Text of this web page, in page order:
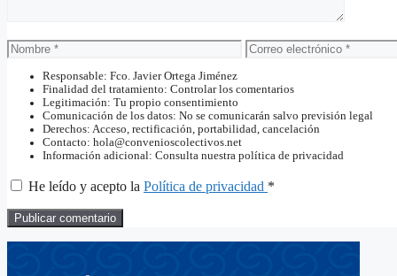
Nombre
Correo
electrónico
Responsable: Fco. Javier Ortega Jiménez
Finalidad del tratamiento: Controlar los comentarios
Legitimación: Tu propio consentimiento
Comunicación de los datos: No se comunicarán salvo previsión legal
Derechos: Acceso, rectificación, portabilidad, cancelación
Contacto: hola@convenioscolectivos.net
Información adicional: Consulta nuestra política de privacidad
He leído y acepto la Política de privacidad *